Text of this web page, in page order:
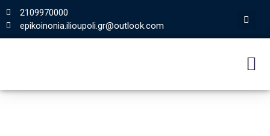
2109970000
epikoinonia.ilioupoli.gr@outlook.com